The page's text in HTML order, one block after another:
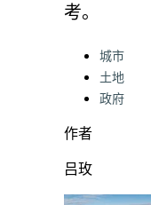
考。
Categories:
城市
土地
政府
作者
吕玫